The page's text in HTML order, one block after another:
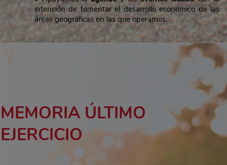
intención de fomentar el desarrollo económico de las
áreas geográficas en las que operamos.
MEMORIA ÚLTIMO
EJERCICIO